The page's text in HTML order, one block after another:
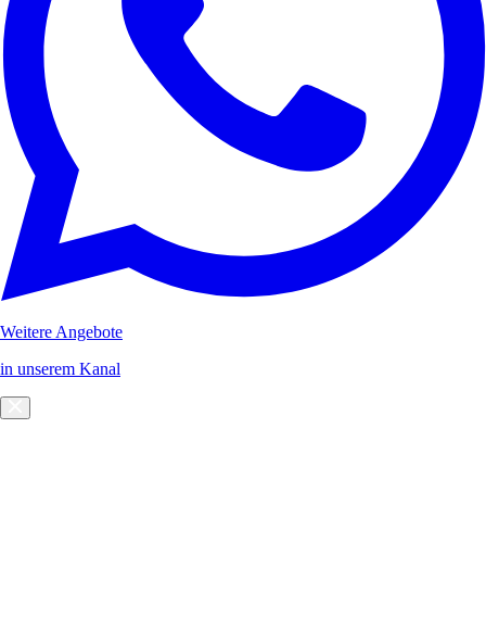
Weitere Angebote
in unserem Kanal